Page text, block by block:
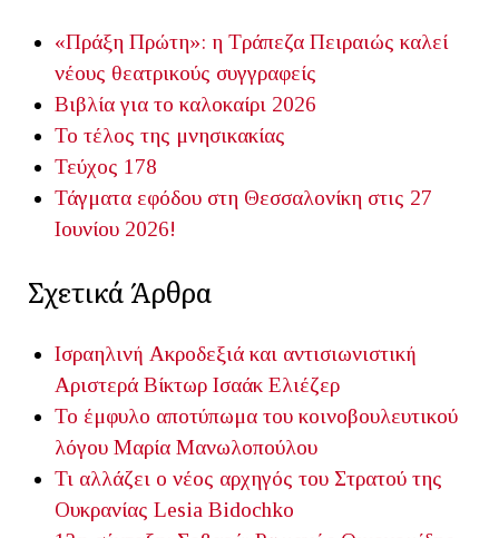
«Πράξη Πρώτη»: η Τράπεζα Πειραιώς καλεί
νέους θεατρικούς συγγραφείς
Βιβλία για το καλοκαίρι 2026
Το τέλος της μνησικακίας
Τεύχος 178
Τάγματα εφόδου στη Θεσσαλονίκη στις 27
Ιουνίου 2026!
Σχετικά Άρθρα
Ισραηλινή Ακροδεξιά και αντισιωνιστική
Αριστερά Βίκτωρ Ισαάκ Ελιέζερ
Το έμφυλο αποτύπωμα του κοινοβουλευτικού
λόγου Μαρία Μανωλοπούλου
Τι αλλάζει ο νέος αρχηγός του Στρατού της
Ουκρανίας Lesia Bidochko